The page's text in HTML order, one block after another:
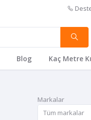
Blog Kaç Metre
Markalar
Tüm markalar